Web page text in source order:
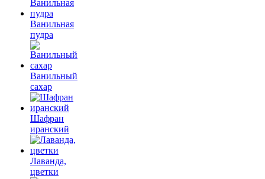
Ванильная
пудра
Ванильный
сахар
Шафран
иранский
Лаванда,
цветки